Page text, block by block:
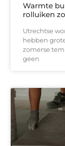
Warmte
rolluiken
Utrechtse
hebben
zomerse
geen